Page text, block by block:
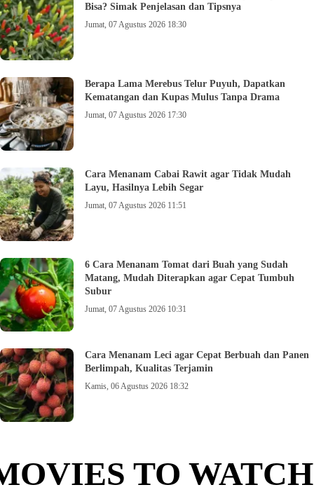
Bisa? Simak Penjelasan dan Tipsnya
Jumat, 07 Agustus 2026 18:30
Berapa Lama Merebus Telur Puyuh, Dapatkan
Kematangan dan Kupas Mulus Tanpa Drama
Jumat, 07 Agustus 2026 17:30
Cara Menanam Cabai Rawit agar Tidak Mudah
Layu, Hasilnya Lebih Segar
Jumat, 07 Agustus 2026 11:51
6 Cara Menanam Tomat dari Buah yang Sudah
Matang, Mudah Diterapkan agar Cepat Tumbuh
Subur
Jumat, 07 Agustus 2026 10:31
Cara Menanam Leci agar Cepat Berbuah dan Panen
Berlimpah, Kualitas Terjamin
Kamis, 06 Agustus 2026 18:32
TO WATCH